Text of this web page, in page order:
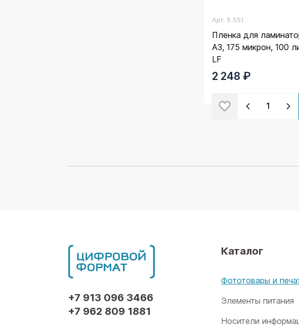
Арт. 5 551
Пленка для
А3, 175 микрон, 100
LF
2 248 ₽
+7 913 096 3466
+7 962 809 1881
Каталог
Фототовары и
Элементы питания
Носители